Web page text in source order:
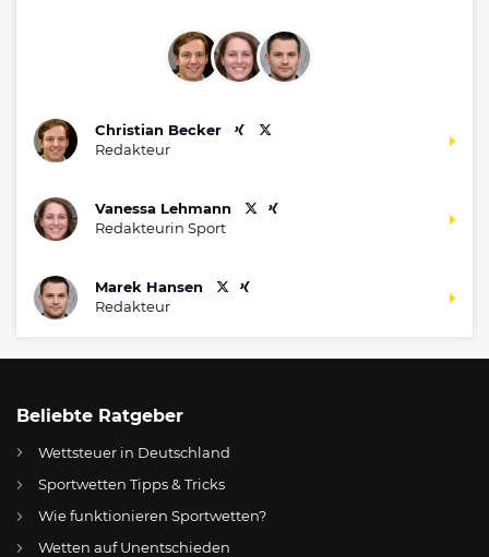
Christian Becker
Redakteur
Vanessa Lehmann
Redakteurin Sport
Marek Hansen
Redakteur
Beliebte Ratgeber
Wettsteuer in Deutschland
Sportwetten Tipps & Tricks
Wie funktionieren Sportwetten?
Wetten auf Unentschieden